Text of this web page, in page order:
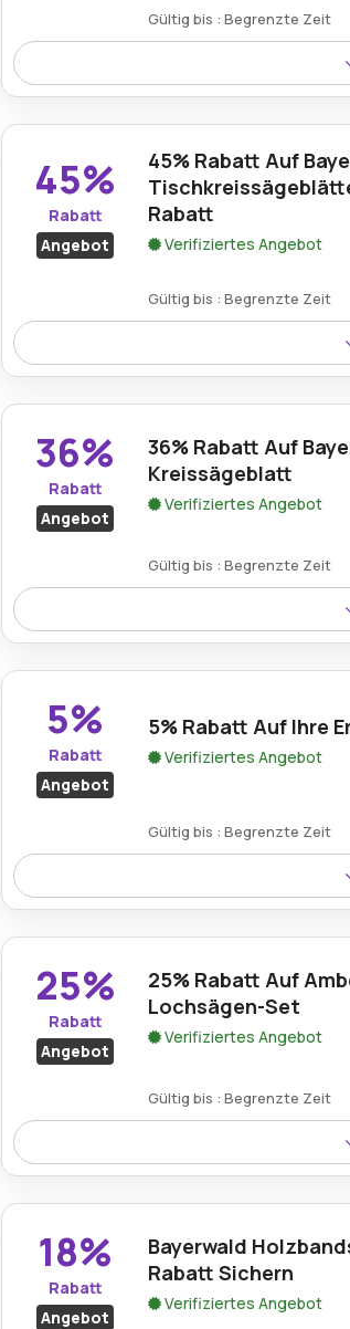
Gültig bis : Begrenzte Zeit
71% Rabatt auf 10 Stück Amboss Metal
Preise auf nützliche Werkzeuge
45%
Rabatt
Angebot
45% Rabatt Auf
Rabatt
Verifiziertes Angebot
Gültig bis : Begrenzte Zeit
Bayerwald HM Tischkreissägeblätter
Sägeblatt Shop mit 45% Nachlass
36%
Rabatt
Angebot
36% Rabatt Auf
Kreissägeblatt
Verifiziertes Angebot
Gültig bis : Begrenzte Zeit
Käufer können ihre Gesamtausgaben
Kreissägeblätter aus der aktuellen
5%
Rabatt
Angebot
5% Rabatt Auf Ihre
Verifiziertes Angebot
Gültig bis : Begrenzte Zeit
Neukunden erhalten 5% Rabatt auf
Werkzeuge sofort zu reduzierten
25%
Rabatt
Angebot
25% Rabatt Auf
Lochsägen-Set
Verifiziertes Angebot
Gültig bis : Begrenzte Zeit
Amboss M 42 Bi-Metall-Lochsägen-Sets
interessierten Werkzeugfans gelistet.
18%
Rabatt
Angebot
Bayerwald
Rabatt Sichern
Verifiziertes Angebot